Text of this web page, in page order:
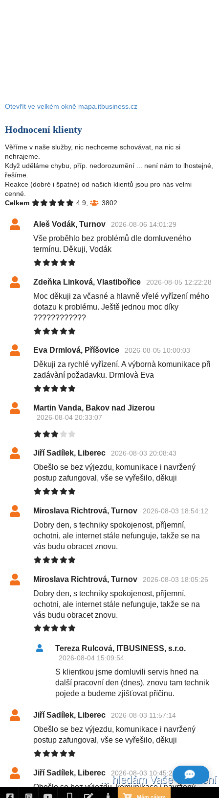
Otevřít ve velkém okně mapa.itbusiness.cz
Hodnocení klienty
Věříme v naše služby, nic nechceme schovávat, na nic si
nehrajeme.
Když uděláme chybu, příp. nedorozumění ... není nám to lhostejné,
řešíme.
Reakce (dobré i špatné) od našich klientů jsou pro nás velmi
cenné.
Celkem
4.9, 3802
Aleš Vodák, Turnov 2026-08-06 14:01:29
Vše proběhlo bez problémů dle domluveného
termínu. Děkuji, Vodák
Zdeňka Linková, Vlastibořice 2026-08-05 12:22:28
Moc děkuji za včasné a hlavně vřelé vyřízení mého
dotazu k problému. Ještě jednou moc díky
????????????
Eva Drmlová, Příšovice 2026-08-05 10:00:03
Děkuji za rychlé vyřízení. A výbornà komunikace při
zadávàní požadavku. Drmlovà Eva
Martin Vanda, Bakov nad Jizerou
2026-08-04 20:33:07
Jiří Sadílek, Liberec 2026-08-03 20:08:43
Obešlo se bez výjezdu, komunikace i navržený
postup zafungoval, vše se vyřešilo, děkuji
Miroslava Richtrová, Turnov 2026-08-03 18:54:12
Dobry den, s techniky spokojenost, příjemní,
ochotni, ale internet stále nefunguje, takže se na
vás budu obracet znovu.
Miroslava Richtrová, Turnov 2026-08-03 18:05:26
Dobry den, s techniky spokojenost, příjemní,
ochotni, ale internet stále nefunguje, takže se na
vás budu obracet znovu.
Tereza Rulcová, ITBUSINESS, s.r.o.
2026-08-04 15:09:54
S klientkou jsme domluvili servis hned na
další pracovní den (dnes), znovu tam technik
pojede a budeme zjišťovat příčinu.
Jiří Sadílek, Liberec 2026-08-03 11:57:14
Obešlo se bez výjezdu, komunikace i navržený
postup zafungoval, vše se vyřešilo, děkuji
Jiří Sadílek, Liberec 2026-08-03 10:45:26
Obešlo se bez výjezdu, komunikace i navržený
... hledám Vaše umístění
Mám zájem